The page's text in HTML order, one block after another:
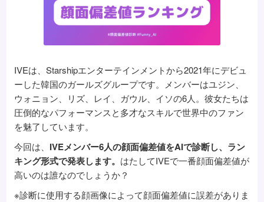
IVEは、Starshipエンターテインメントから2021年にデビュ
ーした韓国のガールズグループです。メンバーはユジン、
ウォニョン、リズ、レイ、ガウル、イソの6人。彼女たちは
圧倒的なパフォーマンスと多才なスキルで世界中のファン
を魅了しています。
今回は、 IVEメンバー6人の顔面偏差値をAIで診断し、ラン
キング形式で発表します。 はたしてIVEで一番顔面偏差値が
高いのは誰なのでしょうか？
※診断に使用する顔画像によって顔面偏差値に誤差がありま